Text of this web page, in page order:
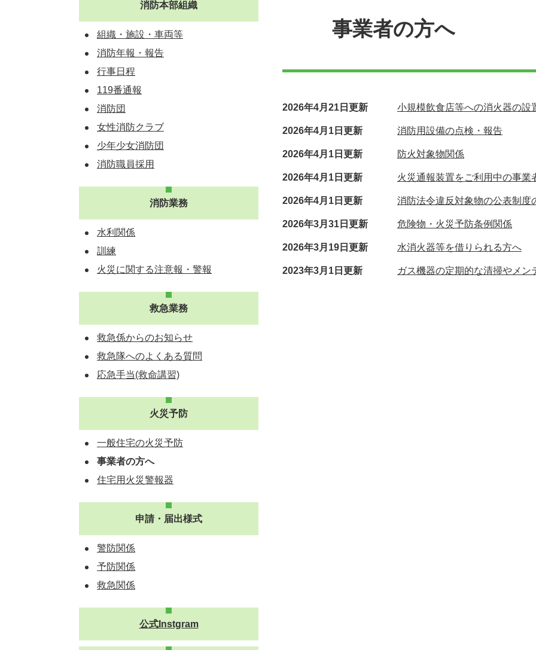
事業者の方へ
2026年4月21日更新 小規模飲食店等への消火器の設
2026年4月1日更新 消防用設備の点検・報告
2026年4月1日更新 防火対象物関係
2026年4月1日更新 火災通報装置をご利用中の事業
2026年4月1日更新 消防法令違反対象物の公表制度
2026年3月31日更新 危険物・火災予防条例関係
2026年3月19日更新 水消火器等を借りられる方へ
2023年3月1日更新 ガス機器の定期的な清掃やメン
消防本部組織
組織・施設・車両等
消防年報・報告
行事日程
119番通報
消防団
女性消防クラブ
少年少女消防団
消防職員採用
消防業務
水利関係
訓練
火災に関する注意報・警報
救急業務
救急係からのお知らせ
救急隊へのよくある質問
応急手当(救命講習)
火災予防
一般住宅の火災予防
事業者の方へ
住宅用火災警報器
申請・届出様式
警防関係
予防関係
救急関係
公式Instgram